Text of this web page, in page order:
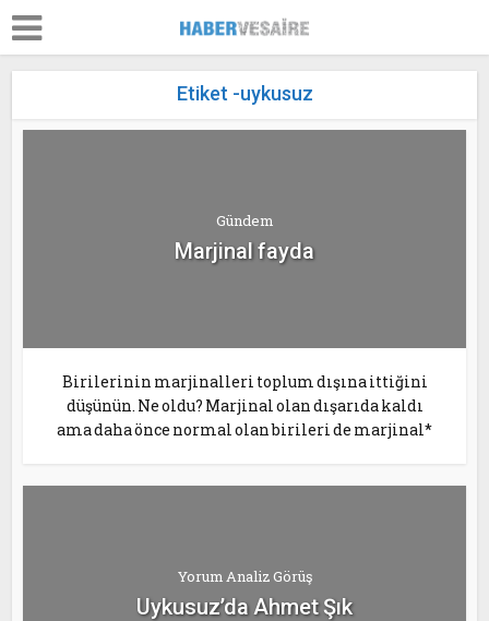
Etiket -uykusuz
Gündem
Marjinal fayda
Birilerinin marjinalleri toplum dışına ittiğini
düşünün. Ne oldu? Marjinal olan dışarıda kaldı
ama daha önce normal olan birileri de marjinal*
Yorum Analiz Görüş
Uykusuz’da Ahmet Şık